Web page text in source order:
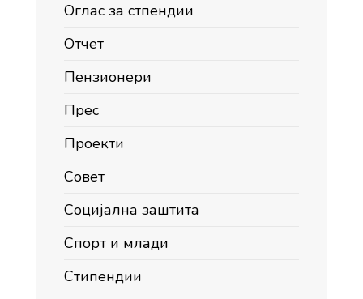
Оглас за стпендии
Отчет
Пензионери
Прес
Проекти
Совет
Социјална заштита
Спорт и млади
Стипендии